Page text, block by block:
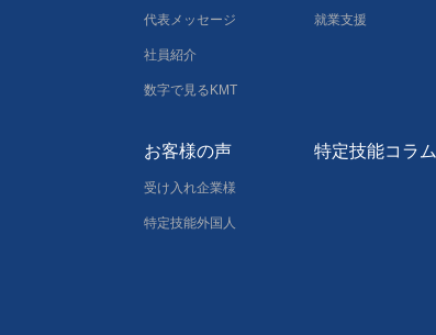
代表メッセージ
社員紹介
数字で見るKMT
就業支援
お客様の声
受け入れ企業様
特定技能外国人
特定技能コラム